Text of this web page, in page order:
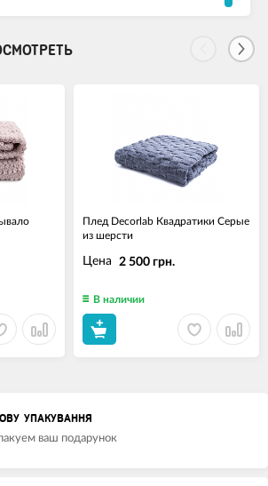
Плед Decorlab Квадратики Серые
из шерсти
Цена 2 500 грн.
В наличии
УПАКУВАННЯ
ваш подарунок